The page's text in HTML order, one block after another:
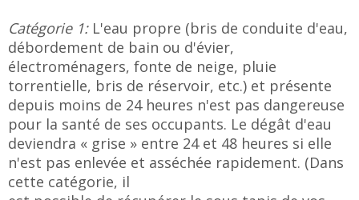
Catégorie 1:L'eau propre (bris de conduite d'eau,
débordement de bain ou d'évier,
électroménagers, fonte de neige, pluie
torrentielle, bris de réservoir, etc.) et présente
depuis moins de 24 heures n'est pas dangereuse
pour la santé de ses occupants. Le dégât d'eau
deviendra « grise » entre 24 et 48 heures si elle
n'est pas enlevée et asséchée rapidement. (Dans
cette catégorie, il